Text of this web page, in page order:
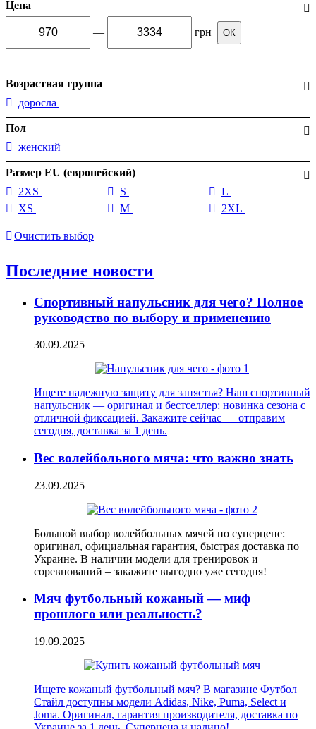
Цена
— грн ОК
Возрастная группа
доросла
Пол
женский
Размер EU (европейский)
2XS
XS
S
M
L
2XL
Очистить выбор
Последние новости
Спортивный напульсник для чего? Полное
руководство по выбору и применению
30.09.2025
Ищете надежную защиту для запястья? Наш спортивный
напульсник — оригинал и бестселлер: новинка сезона с
отличной фиксацией. Закажите сейчас — отправим
сегодня, доставка за 1 день.
Вес волейбольного мяча: что важно знать
23.09.2025
Большой выбор волейбольных мячей по суперцене:
оригинал, официальная гарантия, быстрая доставка по
Украине. В наличии модели для тренировок и
соревнований – закажите выгодно уже сегодня!
Мяч футбольный кожаный — миф
прошлого или реальность?
19.09.2025
Ищете кожаный футбольный мяч? В магазине Футбол
Стайл доступны модели Adidas, Nike, Puma, Select и
Joma. Оригинал, гарантия производителя, доставка по